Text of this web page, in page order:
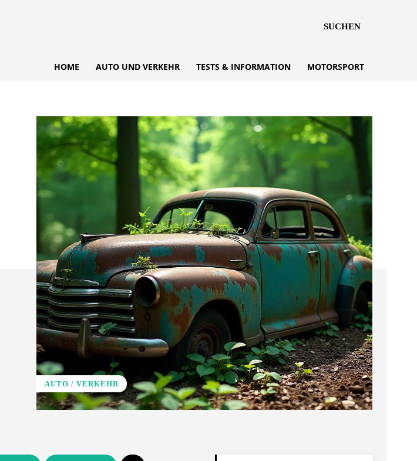
SUCHEN
HOME AUTO UND VERKEHR TESTS & INFORMATION MOTORSPORT
AUTO / VERKEHR